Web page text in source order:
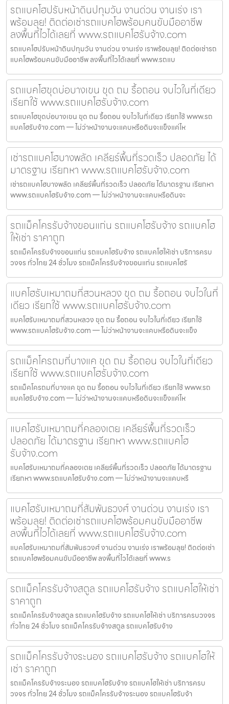
รถแบคโฮปรับหน้าดินปทุมวัน งานด่วน งานเร่ง เรา
พร้อมลุย! ติดต่อเช่ารถแบคโฮพร้อมคนขับมืออาชีพ
ลงพื้นที่ไวได้เลยที่ www.รถแบคโฮรับจ้าง.com
รถแบคโฮปรับหน้าดินปทุมวัน งานด่วน งานเร่ง เราพร้อมลุย! ติดต่อเช่ารถ
แบคโฮพร้อมคนขับมืออาชีพ ลงพื้นที่ไวได้เลยที่ www.รถแบ
รถแบคโฮขุดบ่อบางเขน ขุด ถม รื้อถอน จบไวในที่เดียว
เรียกใช้ www.รถแบคโฮรับจ้าง.com
รถแบคโฮขุดบ่อบางเขน ขุด ถม รื้อถอน จบไวในที่เดียว เรียกใช้ www.รถ
แบคโฮรับจ้าง.com — ไม่ว่าหน้างานจะแคบหรือดินจะแข็งแค่ไห
เช่ารถแบคโฮบางพลัด เคลียร์พื้นที่รวดเร็ว ปลอดภัย ได้
มาตรฐาน เรียกหา www.รถแบคโฮรับจ้าง.com
เช่ารถแบคโฮบางพลัด เคลียร์พื้นที่รวดเร็ว ปลอดภัย ได้มาตรฐาน เรียกหา
www.รถแบคโฮรับจ้าง.com — ไม่ว่าหน้างานจะแคบหรือดินจะ
รถแม็คโครรับจ้างขอนแก่น รถแบคโฮรับจ้าง รถแบคโฮ
ให้เช่า ราคาถูก
รถแม็คโครรับจ้างขอนแก่น รถแบคโฮรับจ้าง รถแบคโฮให้เช่า บริการครบ
วงจร ทั่วไทย 24 ชั่วโมง รถแม็คโครรับจ้างขอนแก่น รถแบคโฮรั
แบคโฮรับเหมาถมที่สวนหลวง ขุด ถม รื้อถอน จบไวในที่
เดียว เรียกใช้ www.รถแบคโฮรับจ้าง.com
แบคโฮรับเหมาถมที่สวนหลวง ขุด ถม รื้อถอน จบไวในที่เดียว เรียกใช้
www.รถแบคโฮรับจ้าง.com — ไม่ว่าหน้างานจะแคบหรือดินจะแข็ง
รถแม็คโครถมที่บางแค ขุด ถม รื้อถอน จบไวในที่เดียว
เรียกใช้ www.รถแบคโฮรับจ้าง.com
รถแม็คโครถมที่บางแค ขุด ถม รื้อถอน จบไวในที่เดียว เรียกใช้ www.รถ
แบคโฮรับจ้าง.com — ไม่ว่าหน้างานจะแคบหรือดินจะแข็งแค่ไห
แบคโฮรับเหมาถมที่คลองเตย เคลียร์พื้นที่รวดเร็ว
ปลอดภัย ได้มาตรฐาน เรียกหา www.รถแบคโฮ
รับจ้าง.com
แบคโฮรับเหมาถมที่คลองเตย เคลียร์พื้นที่รวดเร็ว ปลอดภัย ได้มาตรฐาน
เรียกหา www.รถแบคโฮรับจ้าง.com — ไม่ว่าหน้างานจะแคบหรื
แบคโฮรับเหมาถมที่สัมพันธวงศ์ งานด่วน งานเร่ง เรา
พร้อมลุย! ติดต่อเช่ารถแบคโฮพร้อมคนขับมืออาชีพ
ลงพื้นที่ไวได้เลยที่ www.รถแบคโฮรับจ้าง.com
แบคโฮรับเหมาถมที่สัมพันธวงศ์ งานด่วน งานเร่ง เราพร้อมลุย! ติดต่อเช่า
รถแบคโฮพร้อมคนขับมืออาชีพ ลงพื้นที่ไวได้เลยที่ www.ร
รถแม็คโครรับจ้างสตูล รถแบคโฮรับจ้าง รถแบคโฮให้เช่า
ราคาถูก
รถแม็คโครรับจ้างสตูล รถแบคโฮรับจ้าง รถแบคโฮให้เช่า บริการครบวงจร
ทั่วไทย 24 ชั่วโมง รถแม็คโครรับจ้างสตูล รถแบคโฮรับจ้าง
รถแม็คโครรับจ้างระนอง รถแบคโฮรับจ้าง รถแบคโฮให้
เช่า ราคาถูก
รถแม็คโครรับจ้างระนอง รถแบคโฮรับจ้าง รถแบคโฮให้เช่า บริการครบ
วงจร ทั่วไทย 24 ชั่วโมง รถแม็คโครรับจ้างระนอง รถแบคโฮรับจ้า